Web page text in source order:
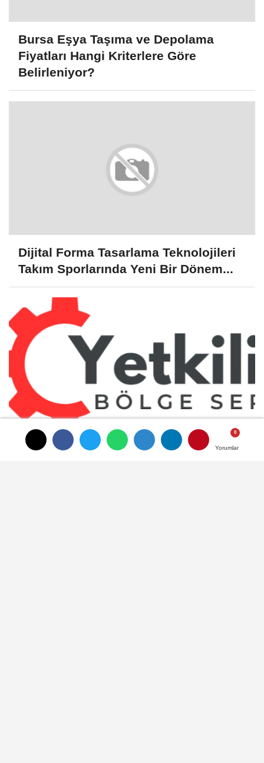
Yorumlar
Yorumlar
Bursa Eşya Taşıma ve Depolama
Fiyatları Hangi Kriterlere Göre
Belirleniyor?
Dijital Forma Tasarlama Teknolojileri
Takım Sporlarında Yeni Bir Dönem...
Evdeki Dengeyi Koruyan Görünmez